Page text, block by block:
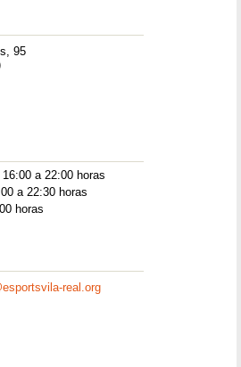
95
a 22:00 horas
a 22:30 horas
horas
real.org